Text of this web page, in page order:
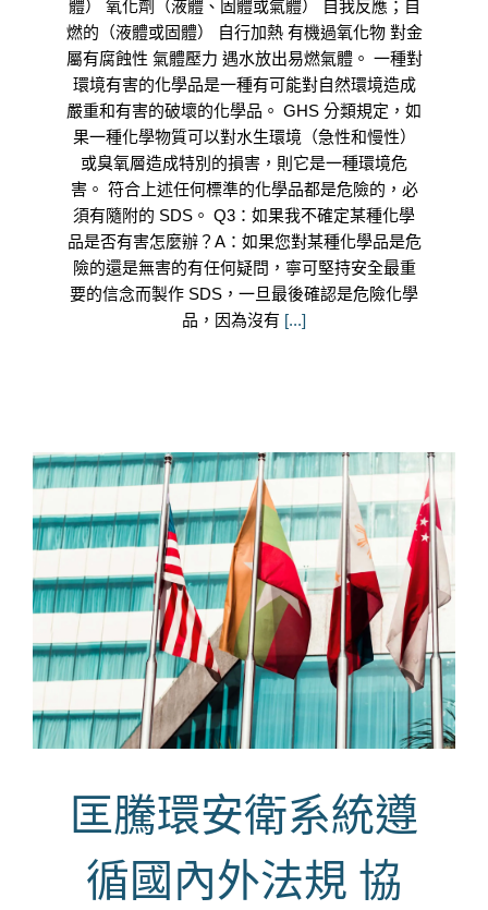
體） 氧化劑（液體、固體或氣體） 自我反應；自
燃的（液體或固體） 自行加熱 有機過氧化物 對金
屬有腐蝕性 氣體壓力 遇水放出易燃氣體。 一種對
環境有害的化學品是一種有可能對自然環境造成
嚴重和有害的破壞的化學品。 GHS 分類規定，如
果一種化學物質可以對水生環境（急性和慢性）
或臭氧層造成特別的損害，則它是一種環境危
害。 符合上述任何標準的化學品都是危險的，必
須有隨附的 SDS。 Q3：如果我不確定某種化學
品是否有害怎麼辦？A：如果您對某種化學品是危
險的還是無害的有任何疑問，寧可堅持安全最重
要的信念而製作 SDS，一旦最後確認是危險化學
品，因為沒有 [...]
匡騰環安衛系統遵
循國內外法規 協